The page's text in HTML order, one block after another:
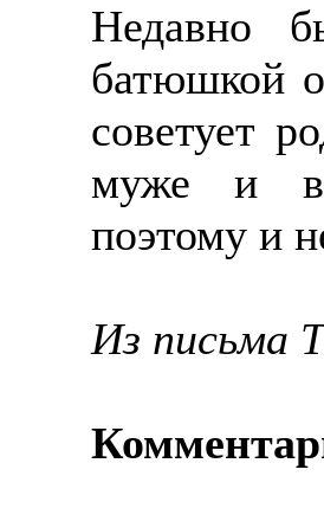
Недавно
батюшкой
советует
муже и в
поэтому и
Из письма